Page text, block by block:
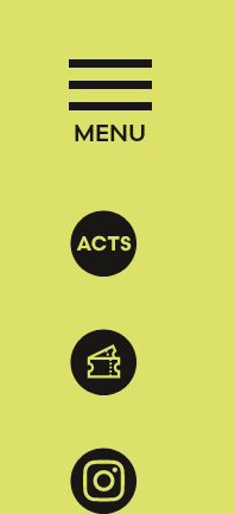
MENU